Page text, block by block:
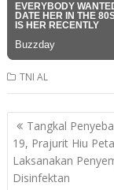
TNI AL
Post
navigation
Tangkal
19, Prajurit Hiu
Laksanakan
Disinfektan